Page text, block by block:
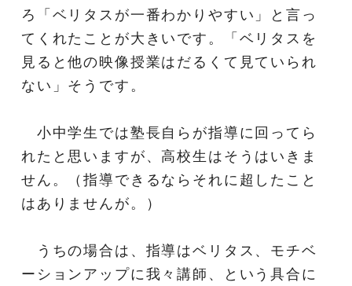
ろ「ベリタスが一番わかりやすい」と言っ
てくれたことが大きいです。「ベリタスを
見ると他の映像授業はだるくて見ていられ
ない」そうです。
小中学生では塾長自らが指導に回ってら
れたと思いますが、高校生はそうはいきま
せん。（指導できるならそれに超したこと
はありませんが。）
うちの場合は、指導はベリタス、モチベ
ーションアップに我々講師、という具合に